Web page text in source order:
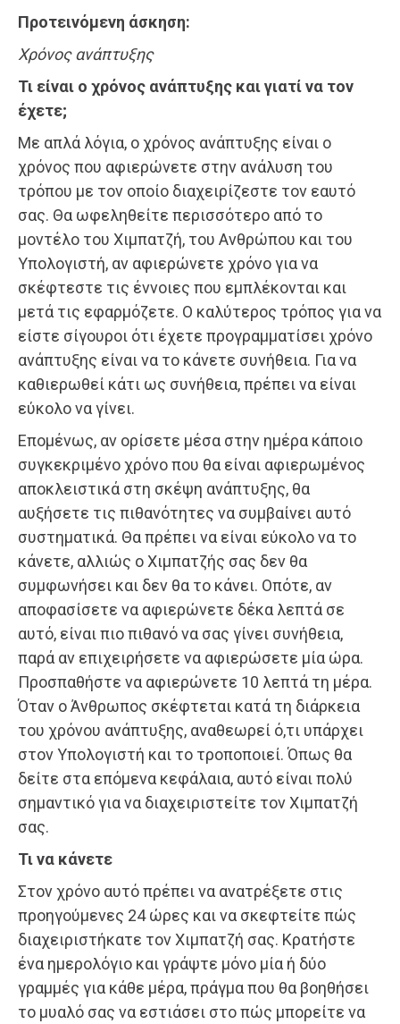
Προτεινόμενη άσκηση:
Χρόνος ανάπτυξης
Τι είναι ο χρόνος ανάπτυξης και γιατί να τον
έχετε;
Με απλά λόγια, ο χρόνος ανάπτυξης είναι ο
χρόνος που αφιερώνετε στην ανάλυση του
τρόπου με τον οποίο διαχειρίζεστε τον εαυτό
σας. Θα ωφεληθείτε περισσότερο από το
μοντέλο του Χιμπατζή, του Ανθρώπου και του
Υπολογιστή, αν αφιερώνετε χρόνο για να
σκέφτεστε τις έννοιες που εμπλέκονται και
μετά τις εφαρμόζετε. Ο καλύτερος τρόπος για να
είστε σίγουροι ότι έχετε προγραμματίσει χρόνο
ανάπτυξης είναι να το κάνετε συνήθεια. Για να
καθιερωθεί κάτι ως συνήθεια, πρέπει να είναι
εύκολο να γίνει.
Επομένως, αν ορίσετε μέσα στην ημέρα κάποιο
συγκεκριμένο χρόνο που θα είναι αφιερωμένος
αποκλειστικά στη σκέψη ανάπτυξης, θα
αυξήσετε τις πιθανότητες να συμβαίνει αυτό
συστηματικά. Θα πρέπει να είναι εύκολο να το
κάνετε, αλλιώς ο Χιμπατζής σας δεν θα
συμφωνήσει και δεν θα το κάνει. Οπότε, αν
αποφασίσετε να αφιερώνετε δέκα λεπτά σε
αυτό, είναι πιο πιθανό να σας γίνει συνήθεια,
παρά αν επιχειρήσετε να αφιερώσετε μία ώρα.
Προσπαθήστε να αφιερώνετε 10 λεπτά τη μέρα.
Όταν ο Άνθρωπος σκέφτεται κατά τη διάρκεια
του χρόνου ανάπτυξης, αναθεωρεί ό,τι υπάρχει
στον Υπολογιστή και το τροποποιεί. Όπως θα
δείτε στα επόμενα κεφάλαια, αυτό είναι πολύ
σημαντικό για να διαχειριστείτε τον Χιμπατζή
σας.
Τι να κάνετε
Στον χρόνο αυτό πρέπει να ανατρέξετε στις
προηγούμενες 24 ώρες και να σκεφτείτε πώς
διαχειριστήκατε τον Χιμπατζή σας. Κρατήστε
ένα ημερολόγιο και γράψτε μόνο μία ή δύο
γραμμές για κάθε μέρα, πράγμα που θα βοηθήσει
το μυαλό σας να εστιάσει στο πώς μπορείτε να